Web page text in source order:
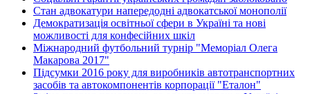
Стан адвокатури напередодні адвокатської монополії
Демократизація освітньої сфери в Україні та нові
можливості для конфесійних шкіл
Міжнародний футбольний турнір "Меморіал Олега
Макарова 2017"
Підсумки 2016 року для виробників автотранспортних
засобів та автокомпонентів корпорації "Еталон"